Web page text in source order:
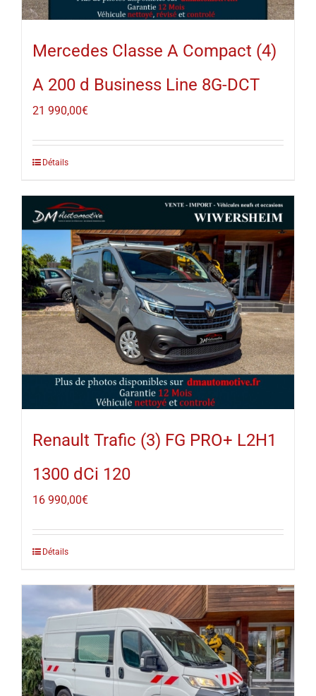
Mercedes Classe A Compact (4)
A 200 d Business Line 8G-DCT
21 990,00€
Détails
Renault Trafic (3) FG PRO+ L2H1
1300 dCi 120
16 990,00€
Détails